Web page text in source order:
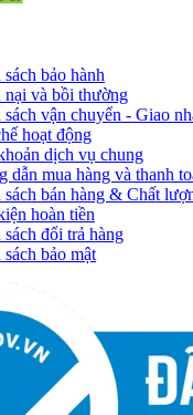
bảo hành
nại và bồi thường
vận chuyển - Giao
hoạt động
dịch vụ chung
dẫn mua hàng và thanh
bán hàng & Chất
hoàn tiền
đổi trả hàng
bảo mật